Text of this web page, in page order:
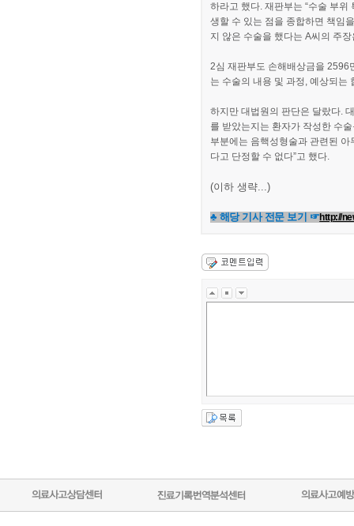
하라고 했다. 재판부는 “수술 부
생할 수 있는 점을 종합하면 책임
지 않은 수술을 했다는 A씨의 주
2심 재판부도 손해배상금을 2596
는 수술의 내용 및 과정, 예상되는
하지만 대법원의 판단은 달랐다.
를 받았는지는 환자가 작성한 수
부분에는 음핵성형술과 관련된
다고 단정할 수 없다”고 했다.
(이하 생략...)
♣ 해당 기사 전문 보기 ☞http://